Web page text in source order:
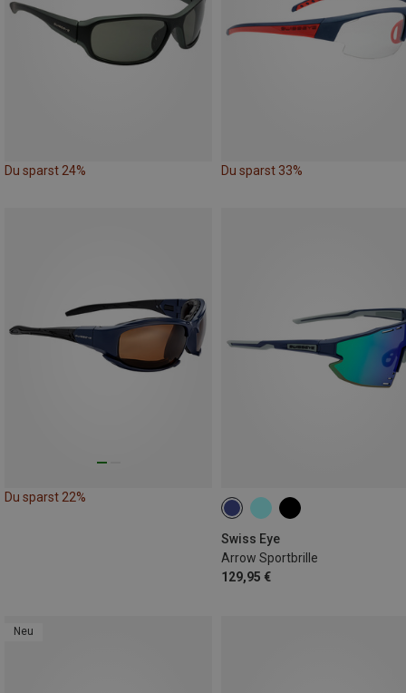
Du sparst 24% Du sparst 33%
Du sparst 22%
Swiss Eye
Arrow Sportbrille
129,95 €
Neu